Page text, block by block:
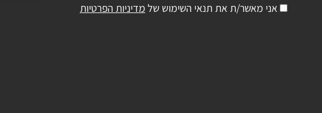
אני מאשר/ת את תנאי השימוש של מדיניות הפרטיות